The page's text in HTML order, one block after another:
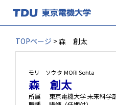
TOPページ > 森 創太
モリ ソウタ MORI Sohta
森 創太
所属
東京電機大学 未来科学